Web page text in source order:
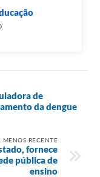
de
da dengue
MENOS RECENTE
fornece
pública de
ensino